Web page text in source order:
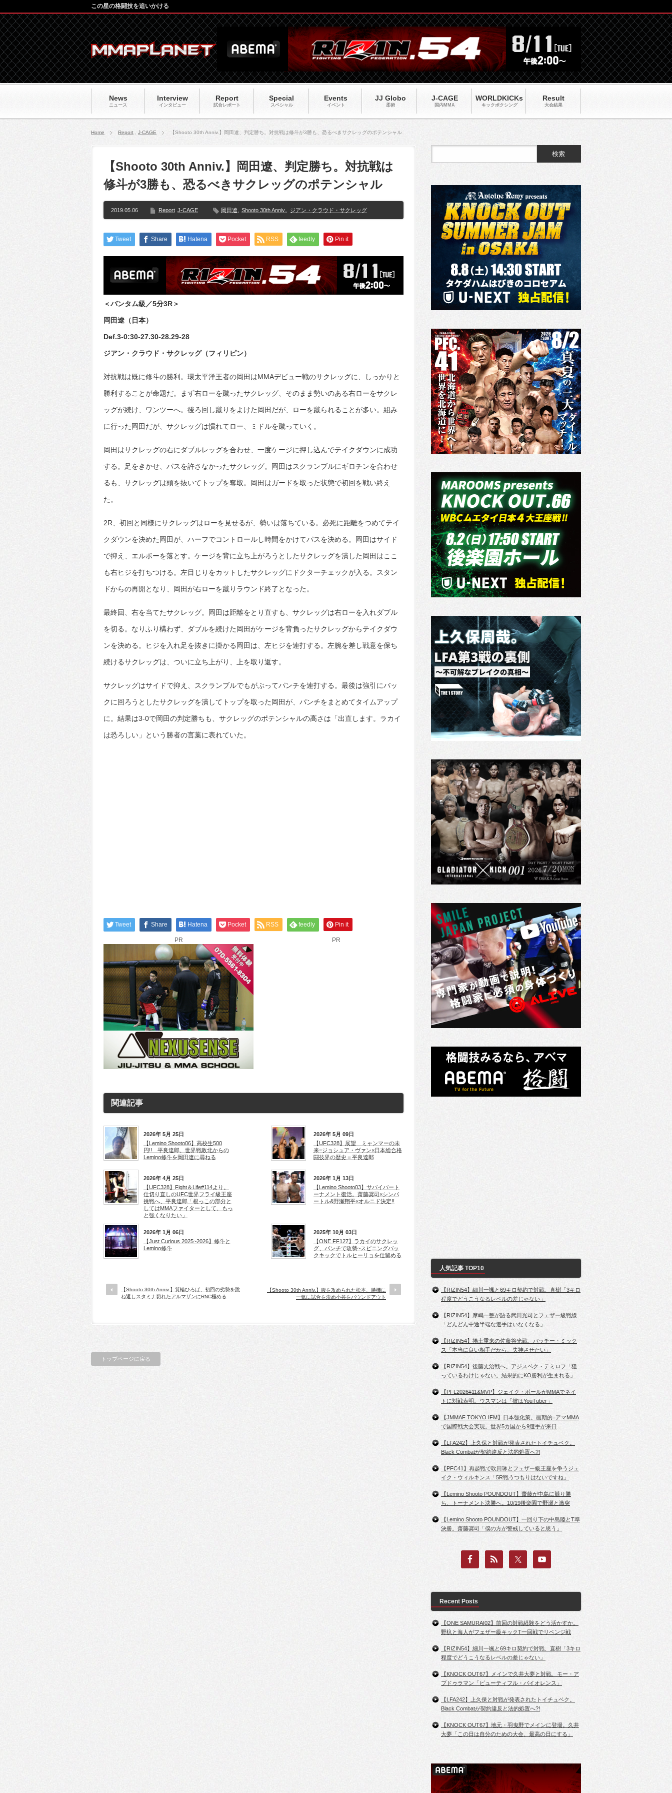
News
ニュース
Interview
インタビュー
Report
試合レポート
Special
スペシャル
Events
イベント
JJ Globo
柔術
J-CAGE
国内MMA
WORLDKICKs
キックポクシング
Result
大会結果
この星の格闘技を追いかける
Home Report J-CAGE 【Shooto 30th Anniv.】岡田遼、判定勝ち。対抗戦は修斗が3勝も、恐るべきサクレッグのポテンシャル
【Shooto 30th Anniv.】岡田遼、判定勝ち。対抗戦は
修斗が3勝も、恐るべきサクレッグのポテンシャル
2019.05.06 Report J-CAGE 岡田遼 Shooto 30th Anniv. ジアン・クラウド・サクレッグ
Tweet Share Hatena Pocket RSS feedly Pin it
＜バンタム級／5分3R＞
岡田遼（日本）
Def.3-0:30-27.30-28.29-28
ジアン・クラウド・サクレッグ（フィリピン）
対抗戦は既に修斗の勝利。環太平洋王者の岡田はMMAデビュー戦のサクレッグに、しっかりと
勝利することが命題だ。まず右ローを蹴ったサクレッグ、そのまま勢いのある右ローをサクレ
ッグが続け、ワンツーへ。後ろ回し蹴りをよけた岡田だが、ローを蹴られることが多い。組み
に行った岡田だが、サクレッグは慣れてロー、ミドルを蹴っていく。
岡田はサクレッグの右にダブルレッグを合わせ、一度ケージに押し込んでテイクダウンに成功
する。足をきかせ、パスを許さなかったサクレッグ。岡田はスクランブルにギロチンを合わせ
るも、サクレッグは頭を抜いてトップを奪取。岡田はガードを取った状態で初回を戦い終え
た。
2R、初回と同様にサクレッグはローを見せるが、勢いは落ちている。必死に距離をつめてテイ
クダウンを決めた岡田が、ハーフでコントロールし時間をかけてパスを決める。岡田はサイド
で抑え、エルボーを落とす。ケージを背に立ち上がろうとしたサクレッグを潰した岡田はここ
も右ヒジを打ちつける。左目じりをカットしたサクレッグにドクターチェックが入る。スタン
ドからの再開となり、岡田が右ローを蹴りラウンド終了となった。
最終回、右を当てたサクレッグ。岡田は距離をとり直すも、サクレッグは右ローを入れダブル
を切る。なりふり構わず、ダブルを続けた岡田がケージを背負ったサクレッグからテイクダウ
ンを決める。ヒジを入れ足を抜きに掛かる岡田は、左ヒジを連打する。左腕を差し戦意を保ち
続けるサクレッグは、ついに立ち上がり、上を取り返す。
サクレッグはサイドで抑え、スクランブルでもがぶってパンチを連打する。最後は強引にバッ
クに回ろうとしたサクレッグを潰してトップを取った岡田が、パンチをまとめてタイムアップ
に。結果は3-0で岡田の判定勝ちも、サクレッグのポテンシャルの高さは「出直します。ラカイ
は恐ろしい」という勝者の言葉に表れていた。
Tweet Share Hatena Pocket RSS feedly Pin it
PR PR
関連記事
2026年 5月 25日
【Lemino Shooto06】高校生500
円!! 平良達郎、世界戦敗北からの
Lemino修斗を岡田遼に尋ねる
2026年 5月 09日
【UFC328】展望 ミャンマーの未
来=ジョシュア・ヴァン×日本総合格
闘技界の歴史＝平良達郎
2026年 4月 25日
【UFC328】Fight＆Life#114より。
仕切り直しのUFC世界フライ級王座
挑戦へ、平良達郎「根っこの部分と
してはMMAファイターとして、もっ
と強くなりたい」
2026年 1月 13日
【Lemino Shooto03】サバイバート
ーナメント復活。齋藤奨司×シンバ
ートル&野瀬翔平×オルニド決定!!
2026年 1月 06日
【Just Curious 2025~2026】修斗と
Lemino修斗
2025年 10月 03日
【ONE FF127】ラカイのサクレッ
グ、パンチで攻勢~スピニングバッ
クキックでトルヒーリョを仕留める
【Shooto 30th Anniv.】箕輪ひろば、初回の劣勢を跳
ね返しスタミナ切れたアルマザンにRNC極める
【Shooto 30th Anniv.】腹を攻められた松本、勝機に
一気に試合を決め小谷をパウンドアウト
トップページに戻る
人気記事 TOP10
【RIZIN54】細川一颯と69キロ契約で対戦、直樹「3キロ
程度でどうこうなるレベルの差じゃない」
【RIZIN54】摩嶋一整が語る武田光司とフェザー級戦線
「どんどん中途半端な選手はいなくなる」
【RIZIN54】捲土重来の佐藤将光戦、パッチー・ミック
ス「本当に良い相手だから、失神させたい」
【RIZIN54】後藤丈治戦へ。アジスベク・テミロフ「狙
っているわけじゃない。結果的にKO勝利が生まれる」
【PFL2026#11&MVP】ジェイク・ポールがMMAでネイ
トに対戦表明。ウスマンは「彼はYouTuber」
【JMMAF TOKYO IFM】日本強化策。画期的=アマMMA
で国際戦大会実現。世界5カ国から9選手が来日
【LFA242】上久保と対戦が発表されたトイチュベク。
Black Combatが契約違反と法的処置へ?!
【PFC41】再起戦で吹田琢とフェザー級王座を争うジェ
イク・ウィルキンス「5R戦うつもりはないですね」
【Lemino Shooto POUNDOUT】齋藤が中島に競り勝
ち、トーナメント決勝へ。10/19後楽園で野瀬と激突
【Lemino Shooto POUNDOUT】一回り下の中島陸とT準
決勝。齋藤奨司「僕の方が警戒していると思う」
Recent Posts
【ONE SAMURAI02】前回の対戦経験をどう活かすか。
野杁と海人がフェザー級キックT一回戦でリベンジ戦
【RIZIN54】細川一颯と69キロ契約で対戦、直樹「3キロ
程度でどうこうなるレベルの差じゃない」
【KNOCK OUT67】メインで久井大夢と対戦、モー・ア
ブドゥラマン「ビューティフル・バイオレンス」
【LFA242】上久保と対戦が発表されたトイチュベク。
Black Combatが契約違反と法的処置へ?!
【KNOCK OUT67】地元・羽曳野でメインに登場。久井
大夢「この日は自分のための大会、最高の日にする」